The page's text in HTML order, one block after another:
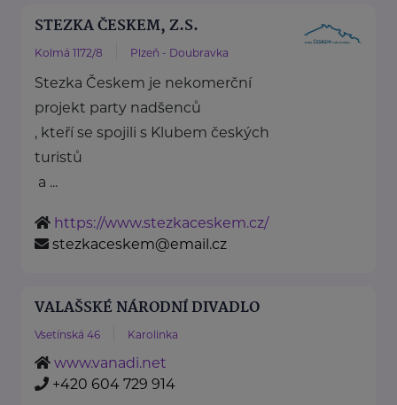
STEZKA ČESKEM, Z.S.
Kolmá 1172/8 Plzeň - Doubravka
Stezka Českem je nekomerční
projekt party nadšenců
, kteří se spojili s Klubem českých
turistů
a ...
https://www.stezkaceskem.cz/
stezkaceskem@email.cz
VALAŠSKÉ NÁRODNÍ DIVADLO
Vsetínská 46 Karolinka
www.vanadi.net
+420 604 729 914